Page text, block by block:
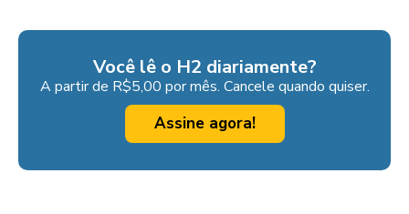
Você lê o H2 diariamente?
A partir de R$5,00 por mês. Cancele quando quiser.
Assine agora!